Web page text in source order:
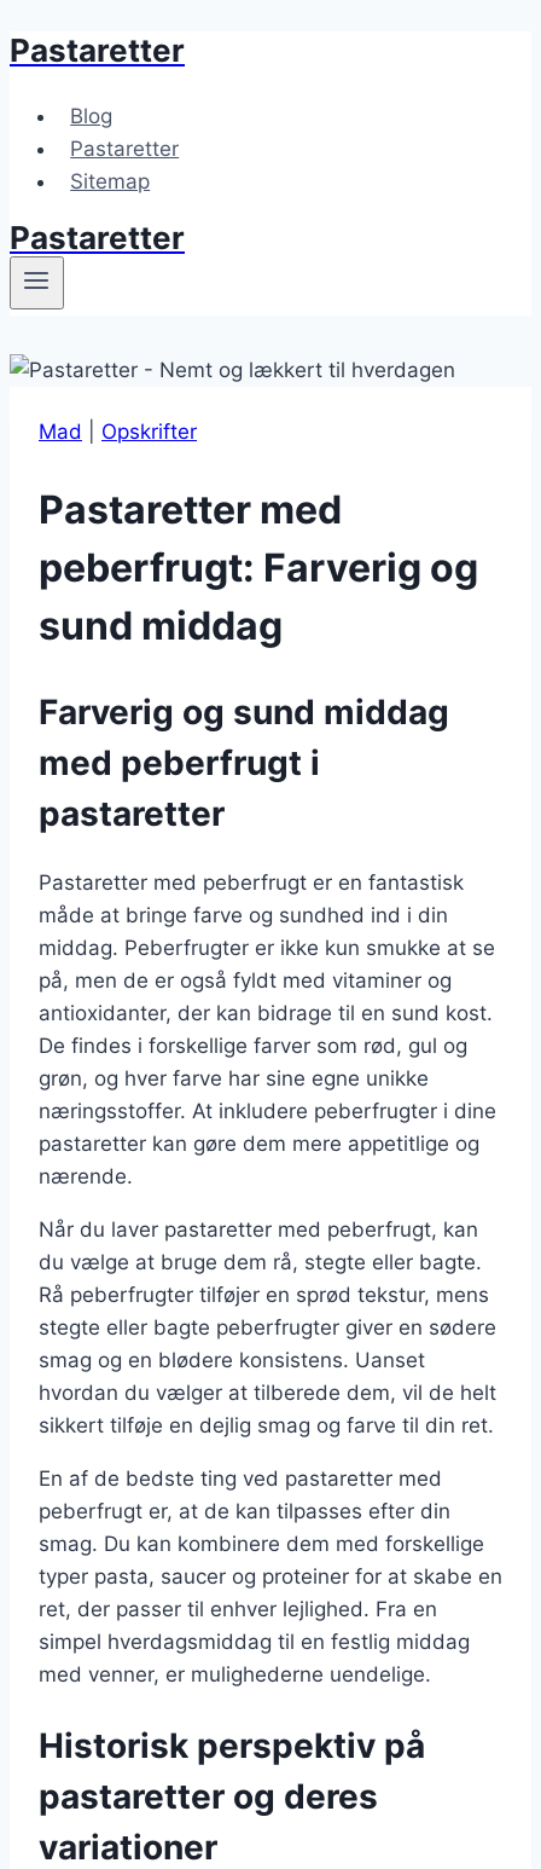
Fortsæt
indhold
Pastaretter
Blog
Pastaretter
Sitemap
Pastaretter
Mad Opskrifter
Pastaretter med
peberfrugt: Farverig og
sund middag
Farverig og sund middag
med peberfrugt i
pastaretter
Pastaretter med peberfrugt er en fantastisk
måde at bringe farve og sundhed ind i din
middag. Peberfrugter er ikke kun smukke at se
på, men de er også fyldt med vitaminer og
antioxidanter, der kan bidrage til en sund kost.
De findes i forskellige farver som rød, gul og
grøn, og hver farve har sine egne unikke
næringsstoffer. At inkludere peberfrugter i dine
pastaretter kan gøre dem mere appetitlige og
nærende.
Når du laver pastaretter med peberfrugt, kan
du vælge at bruge dem rå, stegte eller bagte.
Rå peberfrugter tilføjer en sprød tekstur, mens
stegte eller bagte peberfrugter giver en sødere
smag og en blødere konsistens. Uanset
hvordan du vælger at tilberede dem, vil de helt
sikkert tilføje en dejlig smag og farve til din ret.
En af de bedste ting ved pastaretter med
peberfrugt er, at de kan tilpasses efter din
smag. Du kan kombinere dem med forskellige
typer pasta, saucer og proteiner for at skabe en
ret, der passer til enhver lejlighed. Fra en
simpel hverdagsmiddag til en festlig middag
med venner, er mulighederne uendelige.
Historisk perspektiv på
pastaretter og deres
variationer